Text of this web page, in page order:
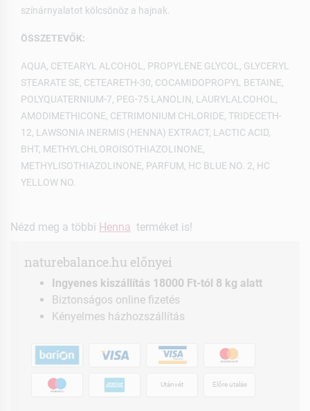
színárnyalatot kölcsönöz a hajnak.
ÖSSZETEVŐK:
AQUA, CETEARYL ALCOHOL, PROPYLENE GLYCOL, GLYCERYL
STEARATE SE, CETEARETH-30, COCAMIDOPROPYL BETAINE,
POLYQUATERNIUM-7, PEG-75 LANOLIN, LAURYLALCOHOL,
AMODIMETHICONE, CETRIMONIUM CHLORIDE, TRIDECETH-
12, LAWSONIA INERMIS (HENNA) EXTRACT, LACTIC ACID,
BHT, METHYLCHLOROISOTHIAZOLINONE,
METHYLISOTHIAZOLINONE, PARFUM, HC BLUE NO. 2, HC
YELLOW NO.
Nézd meg a többi Henna terméket is!
naturebalance.hu előnyei
Ingyenes kiszállítás 18000 Ft-tól 8 kg alatt
Biztonságos online fizetés
Kényelmes házhozszállítás
Utánvét Előre utalás